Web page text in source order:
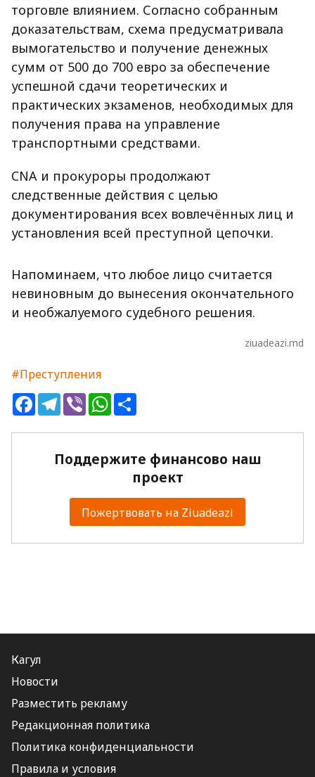
торговле влиянием. Согласно собранным
доказательствам, схема предусматривала
вымогательство и получение денежных
сумм от 500 до 700 евро за обеспечение
успешной сдачи теоретических и
практических экзаменов, необходимых для
получения права на управление
транспортными средствами.
CNA и прокуроры продолжают
следственные действия с целью
документирования всех вовлечённых лиц и
установления всей преступной цепочки.
Напоминаем, что любое лицо считается
невиновным до вынесения окончательного
и необжалуемого судебного решения.
ziuadeazi.md
#Преступления
FacebookTelegram
ViberWhatsApp
Поддержите финансово наш
проект
Пожертвовать на Ziuadeazi
Кагул
Новости
Разместить рекламу
Редакционная политика
Политика конфиденциальности
Правила и условия